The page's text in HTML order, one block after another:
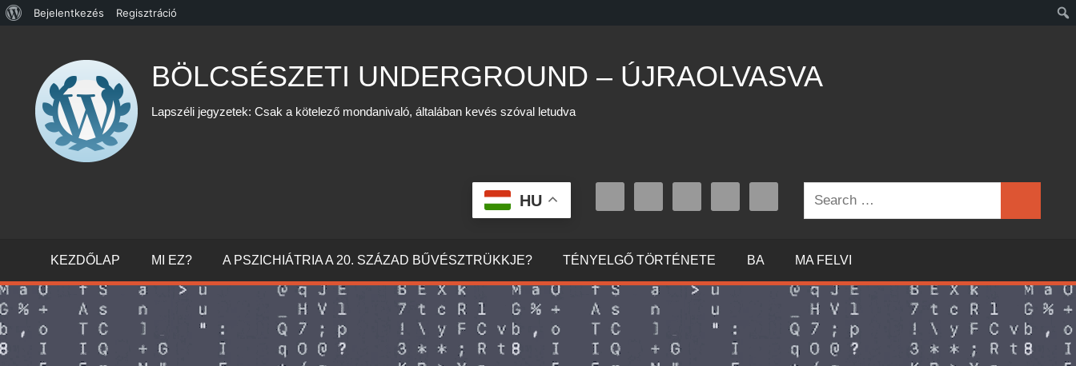
WordPress,
Bejelentkezés Regisztráció
content
BÖLCSÉSZETI UNDERGROUND – ÚJRAOLVASVA
Lapszéli jegyzetek: Csak a kötelező mondanivaló, általában kevés szóval letudva
Search
for:
HU
KEZDŐLAP MI EZ? A PSZICHIÁTRIA A 20. SZÁZAD BŰVÉSZTRÜKKJE? TÉNYELGŐ TÖRTÉNETE BA MA FELVI